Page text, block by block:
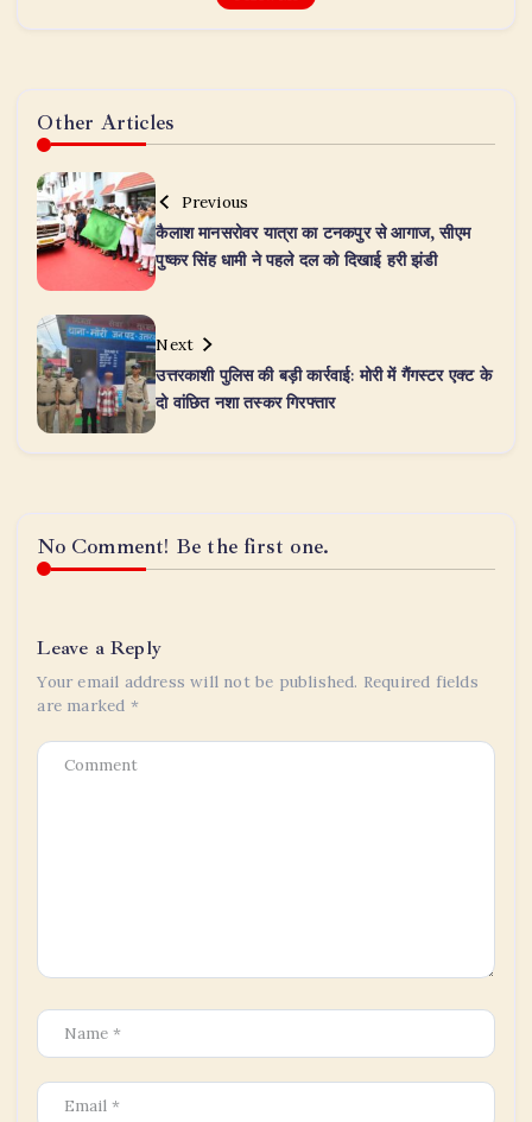
Other Articles
Previous
कैलाश मानसरोवर यात्रा का टनकपुर से आगाज, सीएम
पुष्कर सिंह धामी ने पहले दल को दिखाई हरी झंडी
Next
​उत्तरकाशी पुलिस की बड़ी कार्रवाई: मोरी में गैंगस्टर एक्ट के
दो वांछित नशा तस्कर गिरफ्तार
No Comment! Be the first one.
Leave a Reply
Your email address will not be published. Required fields
are marked *